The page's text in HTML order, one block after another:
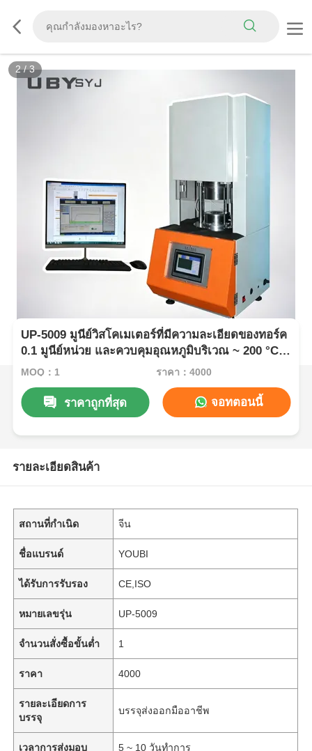
2/3
UP-5009 มูนีย์วิสโคเมเตอร์ที่มีความละเอียดของทอร์ค
0.1 มูนีย์หน่วย และควบคุมอุณหภูมิบริเวณ ~ 200 °C
สําหรับการทดสอบยาง
MOQ：1 ราคา：4000
ราคาถูกที่สุด จอทตอนนี้
รายละเอียดสินค้า
สถานที่กำเนิด จีน
ชื่อแบรนด์ YOUBI
ได้รับการรับรอง CE,ISO
หมายเลขรุ่น UP-5009
จำนวนสั่งซื้อขั้นต่ำ 1
ราคา 4000
รายละเอียดการ
บรรจุ
บรรจุส่งออกมืออาชีพ
เวลาการส่งมอบ 5 ~ 10 วันทำการ